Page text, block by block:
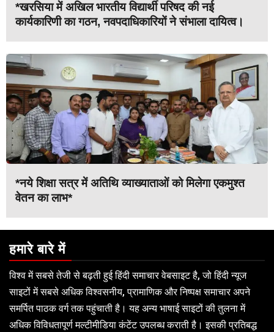
*खरसिया में अखिल भारतीय विद्यार्थी परिषद की नई
कार्यकारिणी का गठन, नवपदाधिकारियों ने संभाला दायित्व।
*नये शिक्षा सत्र में अतिथि व्याख्याताओं को मिलेगा एकमुश्त
वेतन का लाभ*
हमारे बारे में
विश्व में सबसे तेजी से बढ़ती हुई हिंदी समाचार वेबसाइट है, जो हिंदी न्यूज
साइटों में सबसे अधिक विश्वसनीय, प्रामाणिक और निष्पक्ष समाचार अपने
समर्पित पाठक वर्ग तक पहुंचाती है। यह अन्य भाषाई साइटों की तुलना में
अधिक विविधतापूर्ण मल्टीमीडिया कंटेंट उपलब्ध कराती है। इसकी प्रतिबद्ध